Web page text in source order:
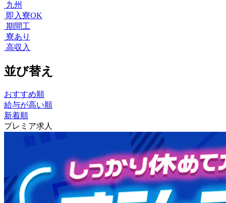
九州
即入寮OK
期間工
寮あり
高収入
並び替え
おすすめ順
給与が高い順
新着順
プレミア求人